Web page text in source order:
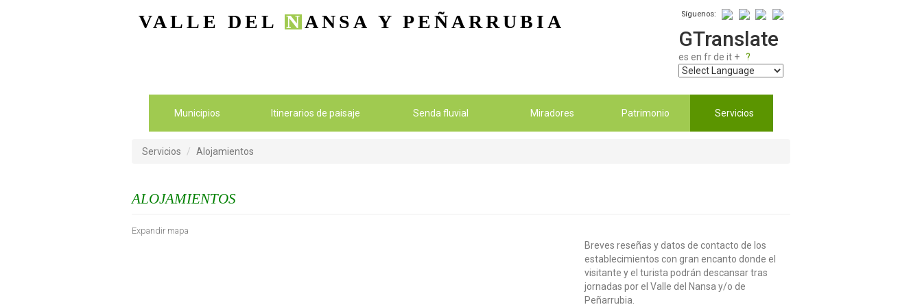
VALLE DEL NANSA Y PEÑARRUBIA Síguenos:
GTranslate
es en fr de it + ?
Municipios Itinerarios de paisaje Senda fluvial Miradores Patrimonio Servicios
Servicios Alojamientos
ALOJAMIENTOS
Expandir mapa
Breves reseñas y datos de contacto de los
establecimientos con gran encanto donde el
visitante y el turista podrán descansar tras
jornadas por el Valle del Nansa y/o de
Peñarrubia.